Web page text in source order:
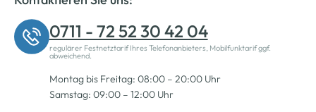
0711 - 72 52 30 42 04
regulärer Festnetztarif Ihres Telefonanbieters, Mobilfunktarif ggf.
abweichend.
Montag bis Freitag: 08:00 – 20:00 Uhr
Samstag: 09:00 – 12:00 Uhr